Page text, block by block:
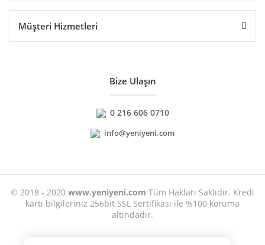
Müşteri Hizmetleri
Bize Ulaşın
0 216 606 0710
info@yeniyeni.com
© 2018 - 2020 www.yeniyeni.com Tüm Hakları Saklıdır. Kredi
kartı bilgileriniz 256bit SSL Sertifikası ile %100 koruma
altındadır.